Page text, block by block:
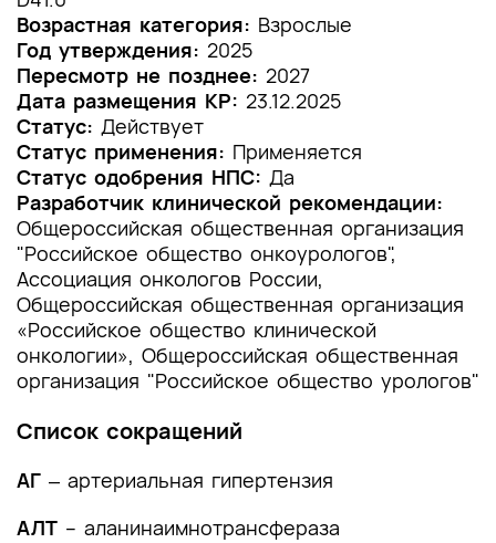
1.1 Определение заболевания или состояния
(группы заболеваний или состояний)
1.2 Этиология и патогенез заболевания или
состояния (группы заболеваний или
состояний)
1.3 Эпидемиология заболевания или состояния
(группы заболеваний или состояний)
1.4 Особенности кодирования заболевания или
состояния (группы заболеваний или
состояний) по Международной
статистической классификации болезней и
проблем, связанных со здоровьем
1.5 Классификация заболевания или состояния
(группы заболеваний или состояний)
1.6 Клиническая картина заболевания или
состояния (группы заболеваний или
состояний)
Возрастная категория: Взрослые
Год утверждения: 2025
Пересмотр не позднее: 2027
Дата размещения КР: 23.12.2025
Статус: Действует
Статус применения: Применяется
Статус одобрения НПС: Да
Разработчик клинической рекомендации:
Общероссийская общественная организация
"Российское общество онкоурологов",
Ассоциация онкологов России,
Общероссийская общественная организация
«Российское общество клинической
онкологии», Общероссийская общественная
организация "Российское общество урологов"
Список сокращений
АГ ‒ артериальная гипертензия
АЛТ – аланинаимнотрансфераза